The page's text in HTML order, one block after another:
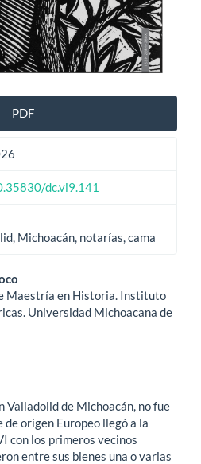
PDF
dc.vi9.141
Michoacán, notarías, cama
Maestría en Historia. Instituto
Universidad Michoacana de
Valladolid de Michoacán, no fue
origen Europeo llegó a la
con los primeros vecinos
entre sus bienes una o varias